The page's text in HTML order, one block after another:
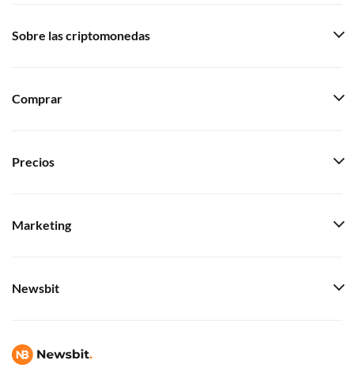
Sobre las criptomonedas
Comprar
Precios
Marketing
Newsbit